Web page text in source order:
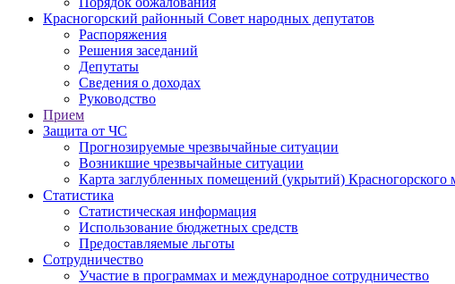
Красногорский районный Совет народных депутатов
Распоряжения
Решения заседаний
Депутаты
Сведения о доходах
Руководство
Прием
Защита от ЧС
Прогнозируемые чрезвычайные ситуации
Возникшие чрезвычайные ситуации
Карта заглубленных помещений (укрытий) Красногорского
Статистика
Статистическая информация
Использование бюджетных средств
Предоставляемые льготы
Сотрудничество
Участие в программах и международное сотрудничество